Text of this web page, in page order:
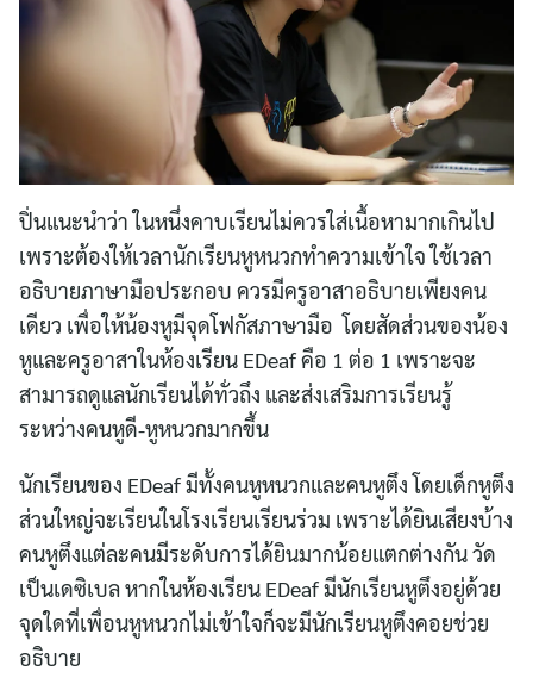
ปิ่นแนะนำว่า ในหนึ่งคาบเรียนไม่ควรใส่เนื้อหามากเกินไป
เพราะต้องให้เวลานักเรียนหูหนวกทำความเข้าใจ ใช้เวลา
อธิบายภาษามือประกอบ ควรมีครูอาสาอธิบายเพียงคน
เดียว เพื่อให้น้องหูมีจุดโฟกัสภาษามือ โดยสัดส่วนของน้อง
หูและครูอาสาในห้องเรียน EDeaf คือ 1 ต่อ 1 เพราะจะ
สามารถดูแลนักเรียนได้ทั่วถึง และส่งเสริมการเรียนรู้
ระหว่างคนหูดี-หูหนวกมากขึ้น
นักเรียนของ EDeaf มีทั้งคนหูหนวกและคนหูตึง โดยเด็กหูตึง
ส่วนใหญ่จะเรียนในโรงเรียนเรียนร่วม เพราะได้ยินเสียงบ้าง
คนหูตึงแต่ละคนมีระดับการได้ยินมากน้อยแตกต่างกัน วัด
เป็นเดซิเบล หากในห้องเรียน EDeaf มีนักเรียนหูตึงอยู่ด้วย
จุดใดที่เพื่อนหูหนวกไม่เข้าใจก็จะมีนักเรียนหูตึงคอยช่วย
อธิบาย